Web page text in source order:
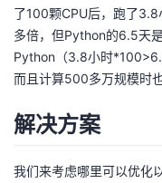
了100颗CPU后，跑了
多倍，但Python的6.5天
Python（3.8小时
而且计算500多万规模时
解决方案
我们来考虑哪里可以优化